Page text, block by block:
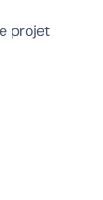
projet